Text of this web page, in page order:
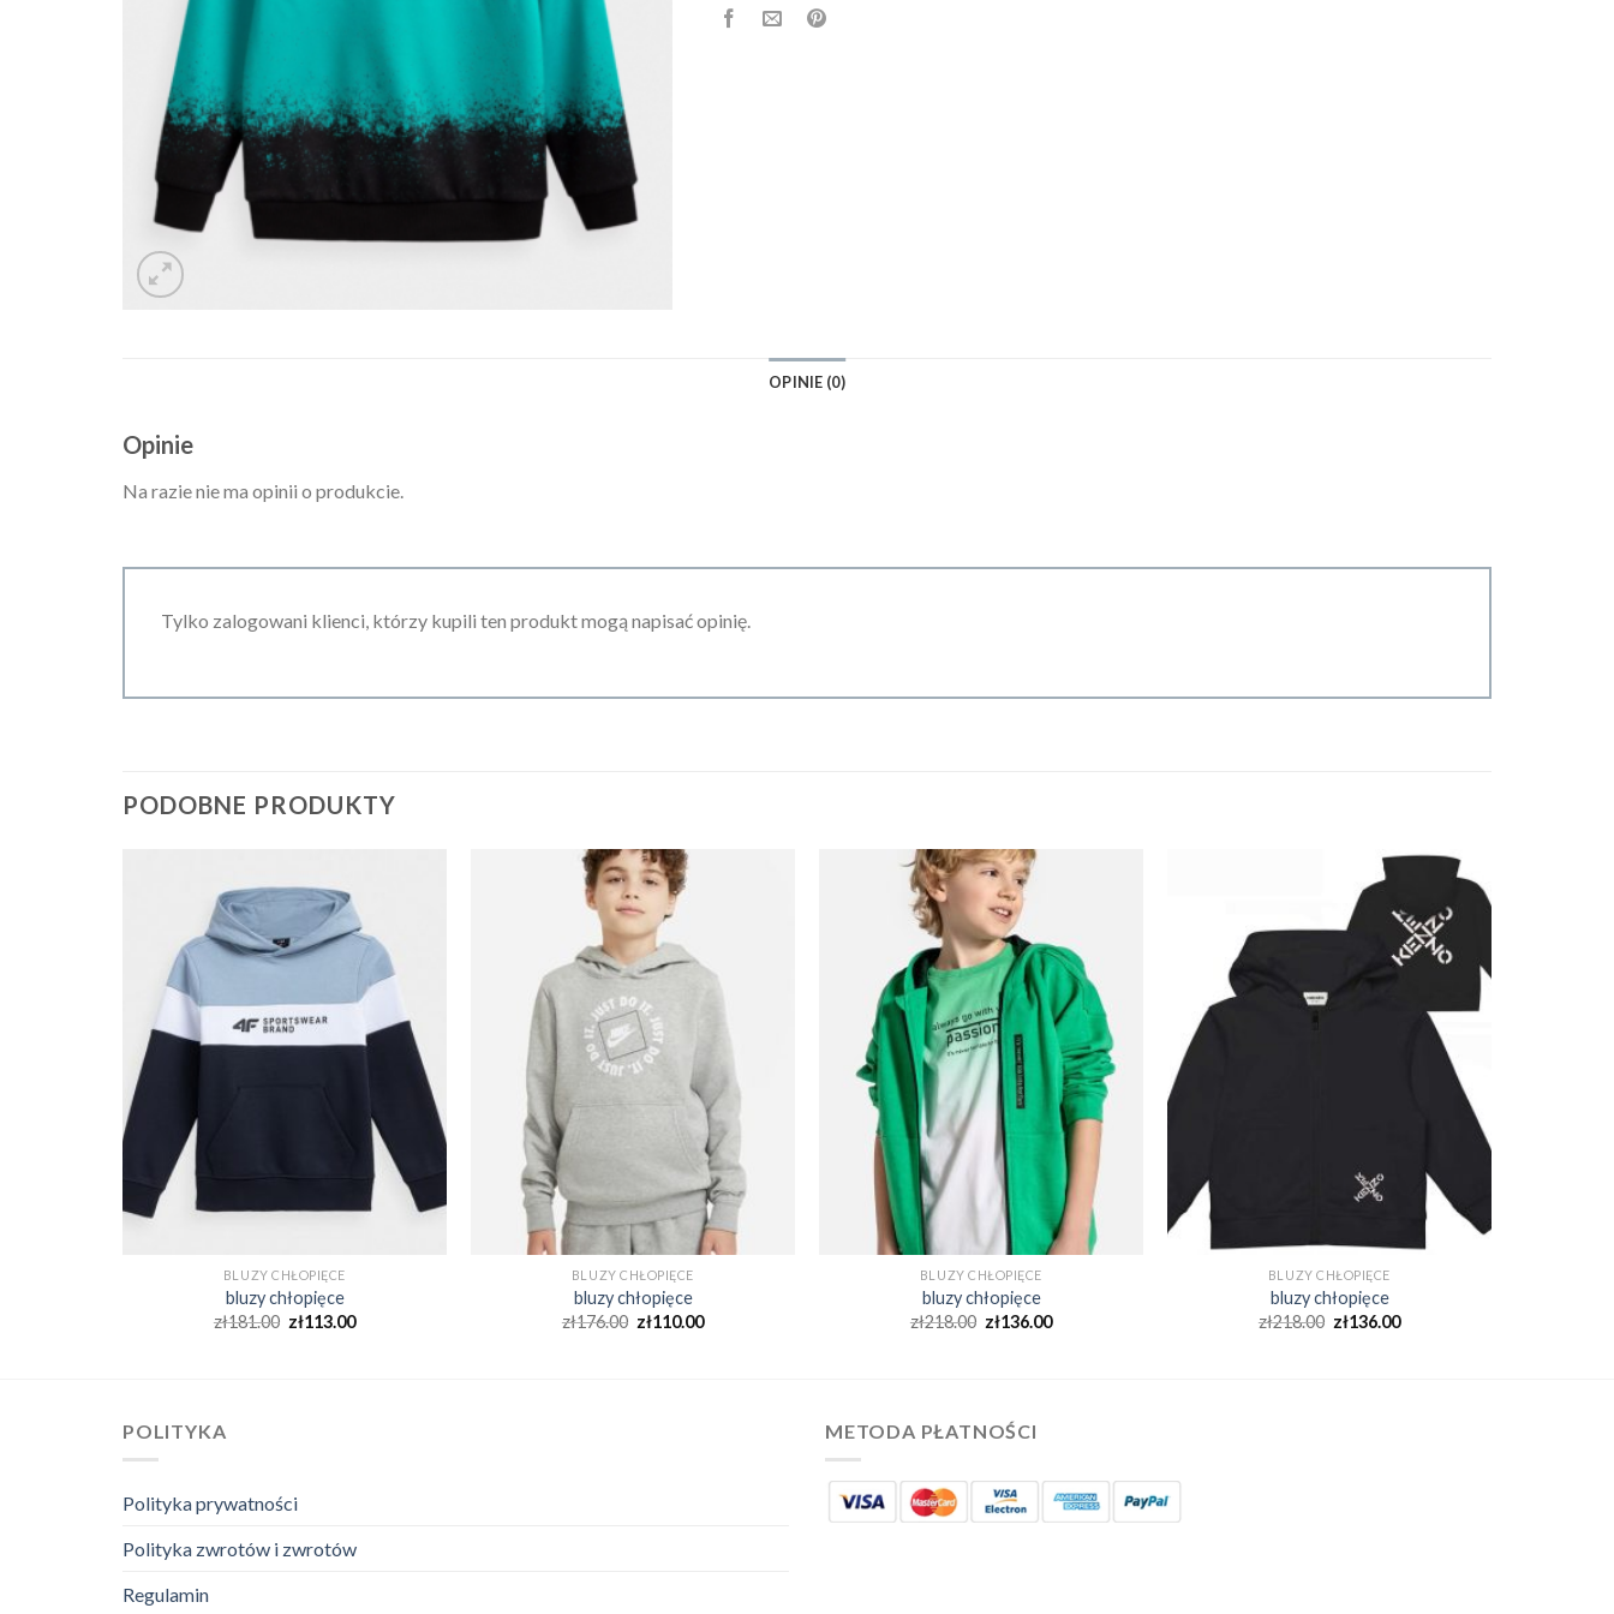
OPINIE (0)
Opinie
Na razie nie ma opinii o produkcie.
Tylko zalogowani klienci, którzy kupili ten produkt mogą napisać opinię.
PODOBNE PRODUKTY
BLUZY CHŁOPIĘCE
bluzy chłopięce
zł181.00 zł113.00
BLUZY CHŁOPIĘCE
bluzy chłopięce
zł176.00 zł110.00
BLUZY CHŁOPIĘCE
bluzy chłopięce
zł218.00 zł136.00
BLUZY CHŁOPIĘCE
bluzy chłopięce
zł218.00 zł136.00
POLITYKA
Polityka prywatności
Polityka zwrotów i zwrotów
Regulamin
METODA PŁATNOŚCI